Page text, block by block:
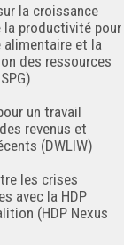
la croissance
la productivité pour
alimentaire et la
des ressources
un travail
revenus et
(DWLIW)
les crises
avec la HDP
(HDP Nexus